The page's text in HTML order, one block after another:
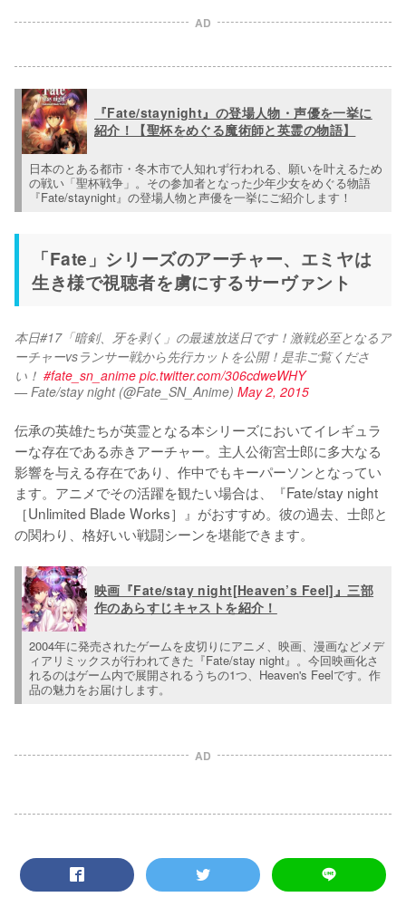
AD
『Fate/staynight』の登場人物・声優を一挙に
紹介！【聖杯をめぐる魔術師と英霊の物語】
日本のとある都市・冬木市で人知れず行われる、願いを叶えるため
の戦い「聖杯戦争」。その参加者となった少年少女をめぐる物語
『Fate/staynight』の登場人物と声優を一挙にご紹介します！
「Fate」シリーズのアーチャー、エミヤは
生き様で視聴者を虜にするサーヴァント
本日#17「暗剣、牙を剥く」の最速放送日です！激戦必至となるア
ーチャーvsランサー戦から先行カットを公開！是非ご覧くださ
い！ #fate_sn_anime pic.twitter.com/306cdweWHY
— Fate/stay night (@Fate_SN_Anime) May 2, 2015
伝承の英雄たちが英霊となる本シリーズにおいてイレギュラ
ーな存在である赤きアーチャー。主人公衛宮士郎に多大なる
影響を与える存在であり、作中でもキーパーソンとなってい
ます。アニメでその活躍を観たい場合は、『Fate/stay night
［Unlimited Blade Works］』がおすすめ。彼の過去、士郎と
の関わり、格好いい戦闘シーンを堪能できます。
映画『Fate/stay night[Heaven’s Feel]』三部
作のあらすじキャストを紹介！
2004年に発売されたゲームを皮切りにアニメ、映画、漫画などメデ
ィアリミックスが行われてきた『Fate/stay night』。今回映画化さ
れるのはゲーム内で展開されるうちの1つ、Heaven's Feelです。作
品の魅力をお届けします。
AD